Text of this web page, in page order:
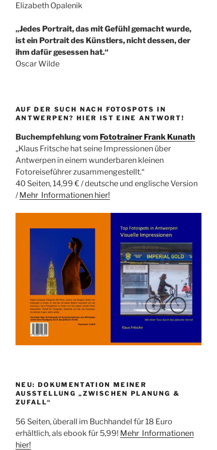
Elizabeth Opalenik
„Jedes Portrait, das mit Gefühl gemacht wurde,
ist ein Portrait des Künstlers, nicht dessen, der
ihm dafür gesessen hat.“
Oscar Wilde
AUF DER SUCH NACH FOTOSPOTS IN
ANTWERPEN? HIER IST EINE ANTWORT!
Buchempfehlung vom Fototrainer Frank Kunath
„Klaus Fritsche hat seine Impressionen über
Antwerpen in einem wunderbaren kleinen
Fotoreiseführer zusammengestellt.“
40 Seiten, 14,99 € / deutsche und englische Version
/ Mehr Informationen hier!
NEU: DOKUMENTATION MEINER
AUSSTELLUNG „ZWISCHEN PLANUNG &
ZUFALL“
56 Seiten, überall im Buchhandel für 18 Euro
erhältlich, als ebook für 5,99! Mehr Informationen
hier!